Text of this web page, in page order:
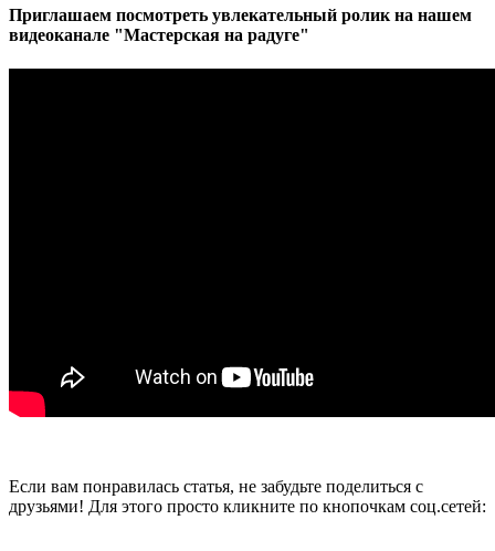
Приглашаем посмотреть увлекательный ролик на нашем
видеоканале "Мастерская на радуге"
Если вам понравилась статья, не забудьте поделиться с
друзьями! Для этого просто кликните по кнопочкам соц.сетей: